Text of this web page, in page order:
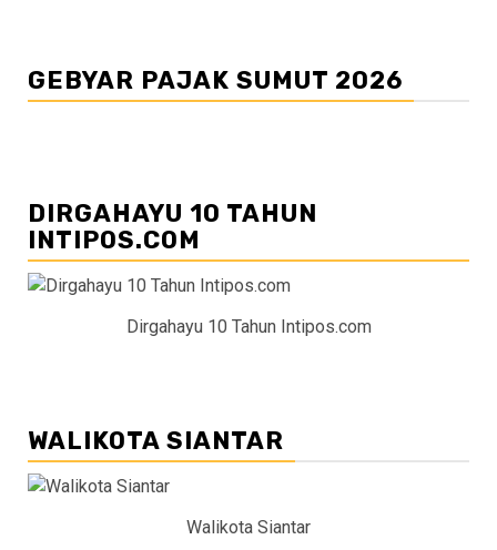
GEBYAR PAJAK SUMUT 2026
DIRGAHAYU 10 TAHUN
INTIPOS.COM
Dirgahayu 10 Tahun Intipos.com
WALIKOTA SIANTAR
Walikota Siantar